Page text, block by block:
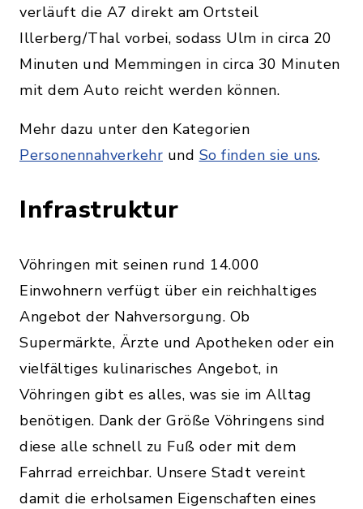
verläuft die A7 direkt am Ortsteil
Illerberg/Thal vorbei, sodass Ulm in circa 20
Minuten und Memmingen in circa 30 Minuten
mit dem Auto reicht werden können.
Mehr dazu unter den Kategorien
Personennahverkehr und So finden sie uns.
Infrastruktur
Vöhringen mit seinen rund 14.000
Einwohnern verfügt über ein reichhaltiges
Angebot der Nahversorgung. Ob
Supermärkte, Ärzte und Apotheken oder ein
vielfältiges kulinarisches Angebot, in
Vöhringen gibt es alles, was sie im Alltag
benötigen. Dank der Größe Vöhringens sind
diese alle schnell zu Fuß oder mit dem
Fahrrad erreichbar. Unsere Stadt vereint
damit die erholsamen Eigenschaften eines